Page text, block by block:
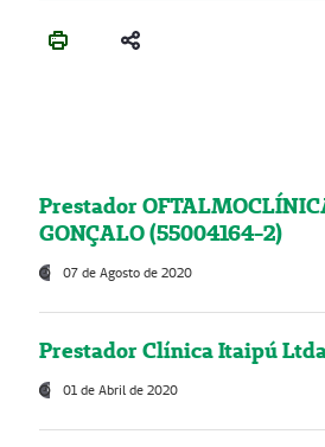
Prestador
GONÇALO (55004164-2)
07 de Agosto de 2020
Prestador Clínica Itaipú
01 de Abril de 2020